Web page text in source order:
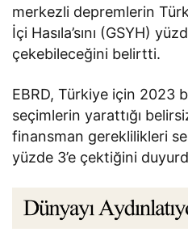
merkezli depremlerin
İçi Hasıla’sını (GSYH)
çekebileceğini belirtti.
EBRD, Türkiye için 2023
seçimlerin yarattığı
finansman gereklilikleri
yüzde 3’e çektiğini